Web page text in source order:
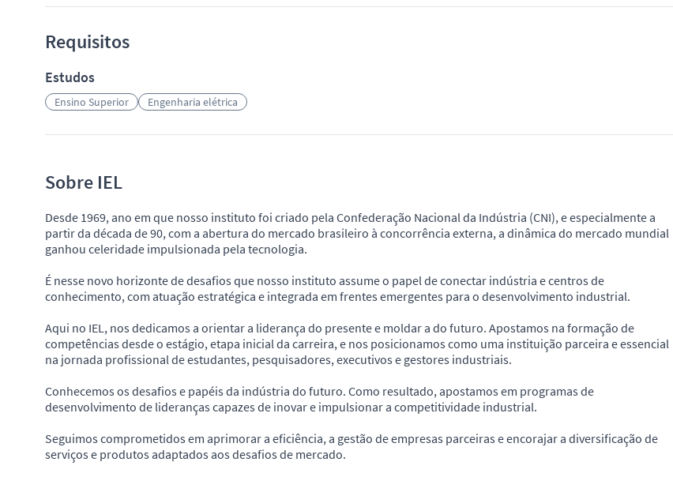
Requisitos
Estudos
Ensino Superior Engenharia elétrica
Sobre IEL
Desde 1969, ano em que nosso instituto foi criado pela Confederação Nacional da Indústria (CNI), e especialmente a
partir da década de 90, com a abertura do mercado brasileiro à concorrência externa, a dinâmica do mercado mundial
ganhou celeridade impulsionada pela tecnologia.
É nesse novo horizonte de desafios que nosso instituto assume o papel de conectar indústria e centros de
conhecimento, com atuação estratégica e integrada em frentes emergentes para o desenvolvimento industrial.
Aqui no IEL, nos dedicamos a orientar a liderança do presente e moldar a do futuro. Apostamos na formação de
competências desde o estágio, etapa inicial da carreira, e nos posicionamos como uma instituição parceira e essencial
na jornada profissional de estudantes, pesquisadores, executivos e gestores industriais.
Conhecemos os desafios e papéis da indústria do futuro. Como resultado, apostamos em programas de
desenvolvimento de lideranças capazes de inovar e impulsionar a competitividade industrial.
Seguimos comprometidos em aprimorar a eficiência, a gestão de empresas parceiras e encorajar a diversificação de
serviços e produtos adaptados aos desafios de mercado.